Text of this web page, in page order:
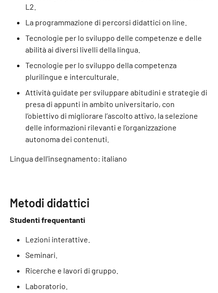
L2.
La programmazione di percorsi didattici on line.
Tecnologie per lo sviluppo delle competenze e delle
abilità ai diversi livelli della lingua.
Tecnologie per lo sviluppo della competenza
plurilingue e interculturale.
Attività guidate per sviluppare abitudini e strategie di
presa di appunti in ambito universitario, con
l’obiettivo di migliorare l’ascolto attivo, la selezione
delle informazioni rilevanti e l’organizzazione
autonoma dei contenuti.
Lingua dell'insegnamento: italiano
Metodi didattici
Studenti frequentanti
Lezioni interattive.
Seminari.
Ricerche e lavori di gruppo.
Laboratorio.